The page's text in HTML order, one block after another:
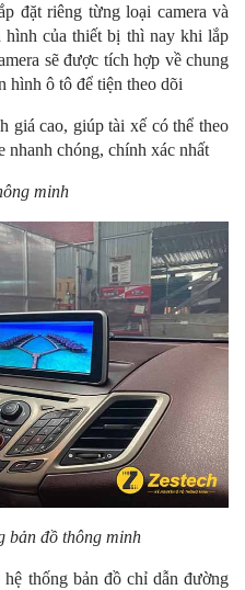
đặt riêng từng loại camera và
hình của thiết bị thì nay khi lắp
sẽ được tích hợp về chung
hình ô tô để tiện theo dõi
giá cao, giúp tài xế có thể theo
nhanh chóng, chính xác nhất
minh
bản đồ thông minh
thống bản đồ chỉ dẫn đường